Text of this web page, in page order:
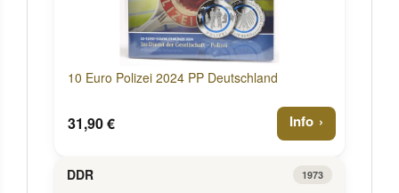
10 Euro Polizei 2024 PP Deutschland
31,90 € Info
DDR 1973